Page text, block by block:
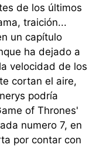
de los últimos
traición...
un capítulo
ha dejado a
velocidad de los
cortan el aire,
podría
of Thrones'
numero 7, en
por contar con